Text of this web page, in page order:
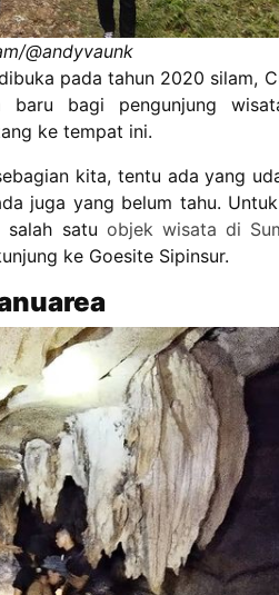
@andyvaunk
pada tahun 2020 silam,
bagi pengunjung
ke tempat ini.
kita, tentu ada yang
juga yang belum tahu.
salah satu objek wisata di
ke Goesite Sipinsur.